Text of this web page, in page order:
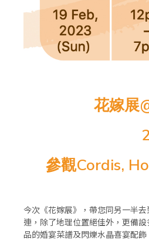
花嫁展
參觀Cordis,
今次《花嫁展》，帶您同另一半
連，除了地理位置絕佳外，更備
品的婚宴菜譜及閃爍水晶喜宴配